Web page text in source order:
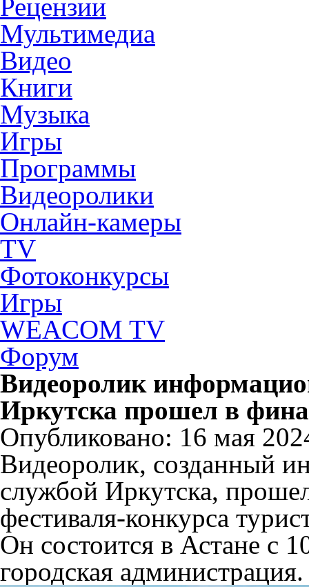
Рецензии
Мультимедиа
Видео
Книги
Музыка
Игры
Программы
Видеоролики
Онлайн-камеры
TV
Фотоконкурсы
Игры
WEACOM TV
Форум
Видеоролик
Иркутска прошел в
Опубликовано: 16 мая
Видеоролик, созданный
службой Иркутска,
фестиваля-конкурса
Он состоится в Астане с
городская администрация.